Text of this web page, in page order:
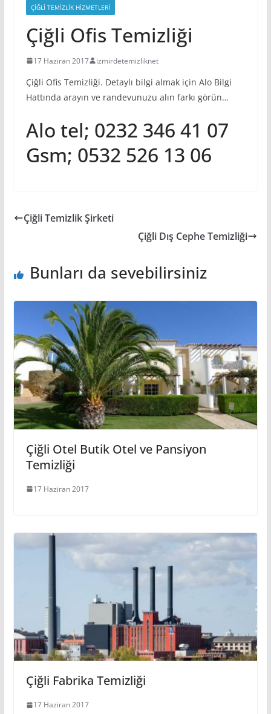
ÇIĞLI TEMIZLIK HIZMETLERI
Çiğli Ofis Temizliği
17 Haziran 2017 izmirdetemizliknet
Çiğli Ofis Temizliği. Detaylı bilgi almak için Alo Bilgi
Hattında arayın ve randevunuzu alın farkı görün…
Alo tel; 0232 346 41 07
Gsm; 0532 526 13 06
Çiğli Temizlik Şirketi
Çiğli Dış Cephe Temizliği
Bunları da sevebilirsiniz
Çiğli Otel Butik Otel ve Pansiyon
Temizliği
17 Haziran 2017
Çiğli Fabrika Temizliği
17 Haziran 2017